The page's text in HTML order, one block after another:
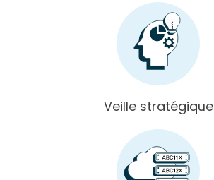
Veille stratégique